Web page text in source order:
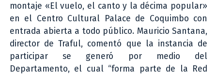
montaje «El vuelo, el canto y la décima popular»
en el Centro Cultural Palace de Coquimbo con
entrada abierta a todo público. Mauricio Santana,
director de Traful, comentó que la instancia de
participar se generó por medio del
Departamento, el cual “forma parte de la Red